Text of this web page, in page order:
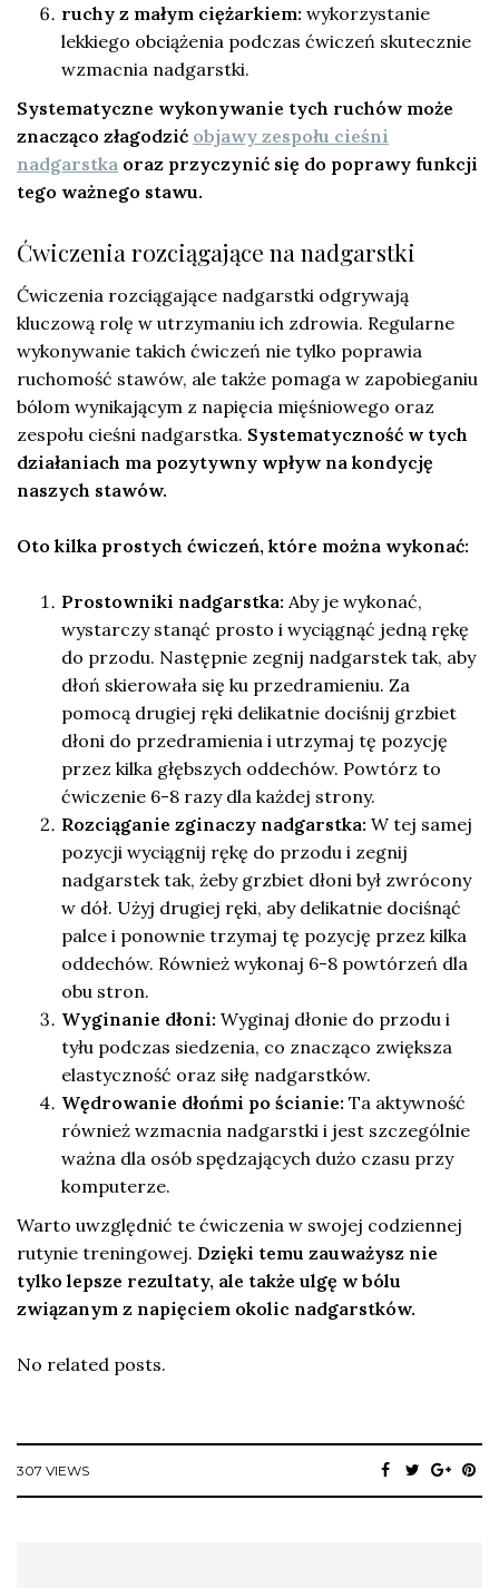
ruchy z małym ciężarkiem: wykorzystanie
lekkiego obciążenia podczas ćwiczeń skutecznie
wzmacnia nadgarstki.
Systematyczne wykonywanie tych ruchów może
znacząco złagodzić objawy zespołu cieśni
nadgarstka oraz przyczynić się do poprawy funkcji
tego ważnego stawu.
Ćwiczenia rozciągające na nadgarstki
Ćwiczenia rozciągające nadgarstki odgrywają
kluczową rolę w utrzymaniu ich zdrowia. Regularne
wykonywanie takich ćwiczeń nie tylko poprawia
ruchomość stawów, ale także pomaga w zapobieganiu
bólom wynikającym z napięcia mięśniowego oraz
zespołu cieśni nadgarstka. Systematyczność w tych
działaniach ma pozytywny wpływ na kondycję
naszych stawów.
Oto kilka prostych ćwiczeń, które można wykonać:
Prostowniki nadgarstka: Aby je wykonać,
wystarczy stanąć prosto i wyciągnąć jedną rękę
do przodu. Następnie zegnij nadgarstek tak, aby
dłoń skierowała się ku przedramieniu. Za
pomocą drugiej ręki delikatnie dociśnij grzbiet
dłoni do przedramienia i utrzymaj tę pozycję
przez kilka głębszych oddechów. Powtórz to
ćwiczenie 6-8 razy dla każdej strony.
Rozciąganie zginaczy nadgarstka: W tej samej
pozycji wyciągnij rękę do przodu i zegnij
nadgarstek tak, żeby grzbiet dłoni był zwrócony
w dół. Użyj drugiej ręki, aby delikatnie dociśnąć
palce i ponownie trzymaj tę pozycję przez kilka
oddechów. Również wykonaj 6-8 powtórzeń dla
obu stron.
Wyginanie dłoni: Wyginaj dłonie do przodu i
tyłu podczas siedzenia, co znacząco zwiększa
elastyczność oraz siłę nadgarstków.
Wędrowanie dłońmi po ścianie: Ta aktywność
również wzmacnia nadgarstki i jest szczególnie
ważna dla osób spędzających dużo czasu przy
komputerze.
Warto uwzględnić te ćwiczenia w swojej codziennej
rutynie treningowej. Dzięki temu zauważysz nie
tylko lepsze rezultaty, ale także ulgę w bólu
związanym z napięciem okolic nadgarstków.
No related posts.
307 VIEWS